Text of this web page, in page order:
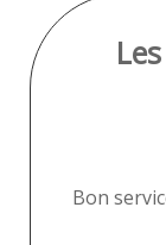
Bon